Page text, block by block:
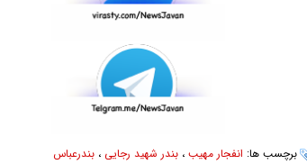
برچسب ها: انفجار مهیب، بندر شهید رجایی ، بندرعباس